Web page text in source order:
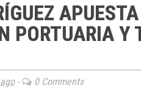
PORTUARIA Y
- 0 Comments